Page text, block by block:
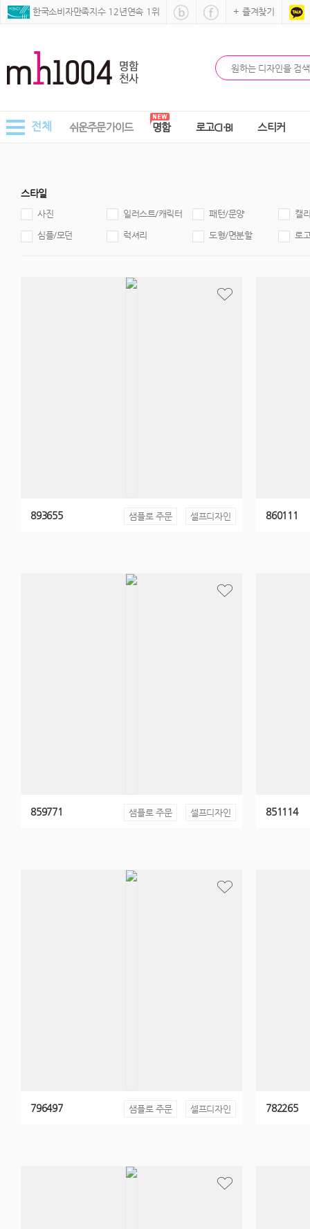
한국소비자만족지수 12년연속 1위 + 즐겨찾기
전체 쉬운주문가이드 명함 로고CI·BI 스티커
스타일
사진 일러스트/캐릭터 패턴/문양 캘
심플/모던 럭셔리 도형/면분할 로고
893655 샘플로 주문 셀프디자인 860111
859771 샘플로 주문 셀프디자인 851114
796497 샘플로 주문 셀프디자인 782265